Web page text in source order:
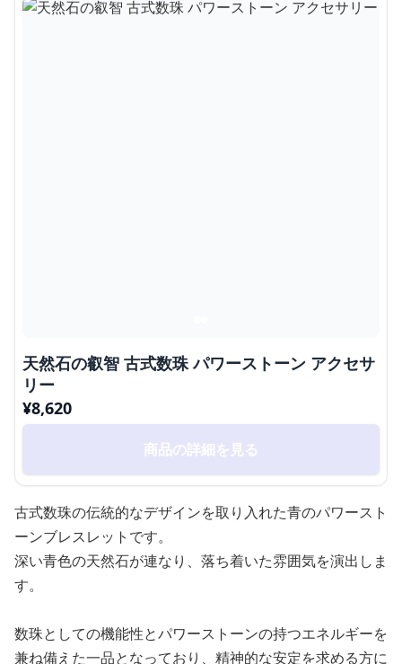
天然石の叡智 古式数珠 パワーストーン アクセサ
リー
¥8,620
商品の詳細を見る
古式数珠の伝統的なデザインを取り入れた青のパワースト
ーンブレスレットです。
深い青色の天然石が連なり、落ち着いた雰囲気を演出しま
す。
数珠としての機能性とパワーストーンの持つエネルギーを
兼ね備えた一品となっており、精神的な安定を求める方に